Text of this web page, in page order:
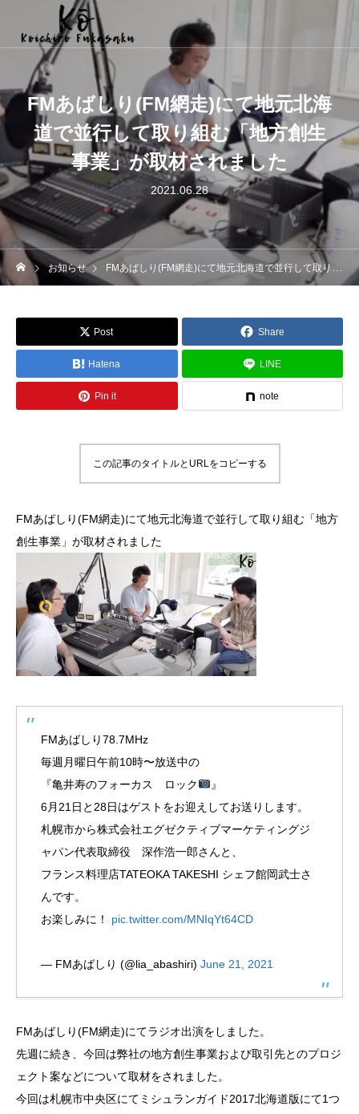
FMあばしり(FM網走)にて地元北海
道で並行して取り組む「地方創生
事業」が取材されました
2021.06.28
お知らせ FMあばしり(FM網走)にて地元北海道で並行して取り組む「地方創生事業」が取材されました
Post Share
Hatena LINE
Pin it note
この記事のタイトルとURLをコピーする
FMあばしり(FM網走)にて地元北海道で並行して取り組む「地方
創生事業」が取材されました
FMあばしり78.7MHz
毎週月曜日午前10時〜放送中の
『亀井寿のフォーカス ロック
』
6月21日と28日はゲストをお迎えしてお送りします。
札幌市から株式会社エグゼクティブマーケティングジ
ャパン代表取締役 深作浩一郎さんと、
フランス料理店TATEOKA TAKESHI シェフ館岡武士さ
んです。
お楽しみに！ pic.twitter.com/MNIqYt64CD
— FMあばしり (@lia_abashiri) June 21, 2021
FMあばしり(FM網走)にてラジオ出演をしました。
先週に続き、今回は弊社の地方創生事業および取引先とのプロジ
ェクト案などについて取材をされました。
今回は札幌市中央区にてミシュランガイド2017北海道版にて1つ